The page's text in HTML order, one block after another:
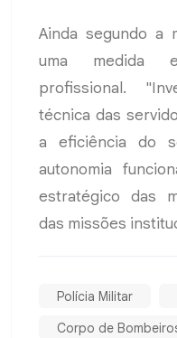
Ainda segundo a
uma medida
profissional.
técnica das
a eficiência do
autonomia
estratégico das
das missões
Polícia Militar
Corpo de